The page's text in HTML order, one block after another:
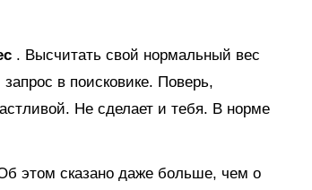
. Высчитать свой нормальный вес
в поисковике. Поверь,
Не сделает и тебя. В норме
этом сказано даже больше, чем о